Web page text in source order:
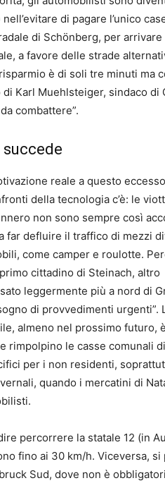
di pagare l’unico
di Schönberg, per arrivare
a favore delle strade
è di soli tre minuti ma
Karl Muehlsteiger, sindaco di
combattere”.
succede
reale a questo
della tecnologia c’è: le
non sono sempre così
far defluire il traffico di mezzi
come camper e roulotte.
cittadino di Steinach, altro
leggermente più a nord di
di provvedimenti urgenti”.
almeno nel prossimo futuro, è
rimpolpino le casse comunali
per i non residenti,
quando i mercatini di
percorrere la statale 12 (in
fino ai 30 km/h. Viceversa, si
Sud, dove non è